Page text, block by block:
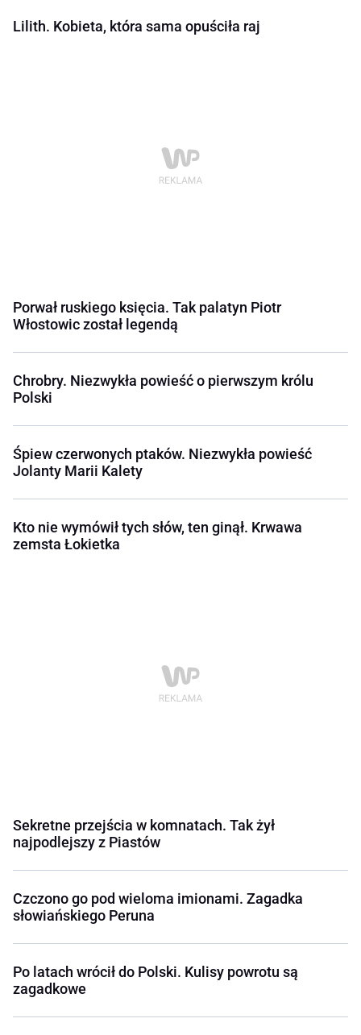
Lilith. Kobieta, która sama opuściła raj
Porwał ruskiego księcia. Tak palatyn Piotr
Włostowic został legendą
Chrobry. Niezwykła powieść o pierwszym królu
Polski
Śpiew czerwonych ptaków. Niezwykła powieść
Jolanty Marii Kalety
Kto nie wymówił tych słów, ten ginął. Krwawa
zemsta Łokietka
Sekretne przejścia w komnatach. Tak żył
najpodlejszy z Piastów
Czczono go pod wieloma imionami. Zagadka
słowiańskiego Peruna
Po latach wrócił do Polski. Kulisy powrotu są
zagadkowe